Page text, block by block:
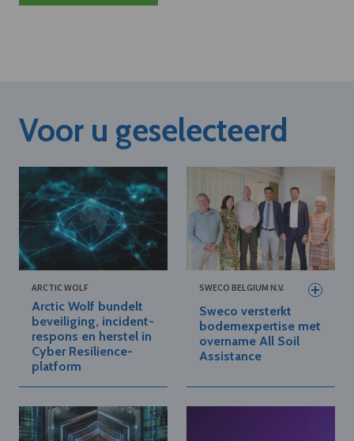
Voor u geselecteerd
ARCTIC WOLF
Arctic Wolf bundelt
beveiliging, incident-
respons en herstel in
Cyber Resilience-
platform
SWECO BELGIUM N.V.
Sweco versterkt
bodemexpertise met
overname All Soil
Assistance